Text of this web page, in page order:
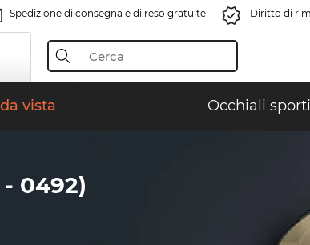
Spedizione di consegna e di reso gratuite Diritto di
vista Occhiali
- 0492)